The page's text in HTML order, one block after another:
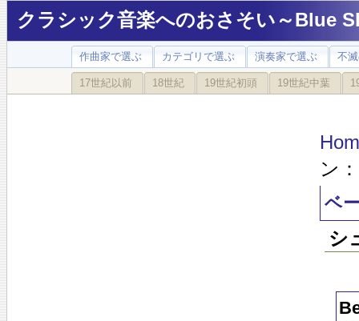
クラシック音楽へのおさそい～Blue
作曲家で選ぶ カテゴリで選ぶ 演奏家で選ぶ 不
17世紀以前 18世紀 19世紀初頭 19世紀中葉
ン
ベ
シ